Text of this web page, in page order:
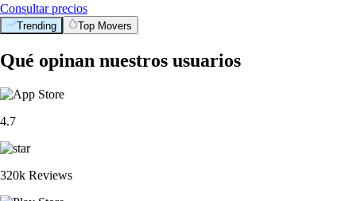
Consultar precios
Trending Top Movers
Qué opinan nuestros usuarios
4.7
320k Reviews